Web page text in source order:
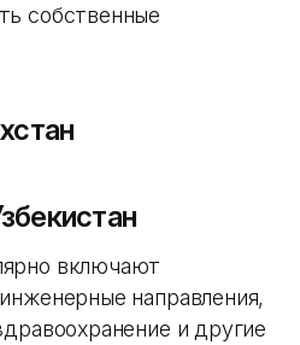
собственные
включают
направления,
и другие